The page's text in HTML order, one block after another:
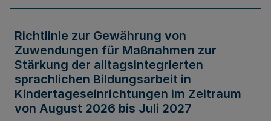
Richtlinie zur Gewährung von
Zuwendungen für Maßnahmen zur
Stärkung der alltagsintegrierten
sprachlichen Bildungsarbeit in
Kindertageseinrichtungen im Zeitraum
von August 2026 bis Juli 2027